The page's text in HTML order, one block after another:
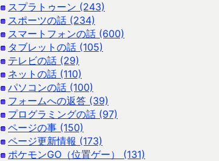
スプラトゥーン (243)
スポーツの話 (234)
スマートフォンの話 (600)
タブレットの話 (105)
テレビの話 (29)
ネットの話 (110)
パソコンの話 (100)
フォームへの返答 (39)
プログラミングの話 (97)
ページの事 (150)
ページ更新情報 (173)
ポケモンGO（位置ゲー） (131)